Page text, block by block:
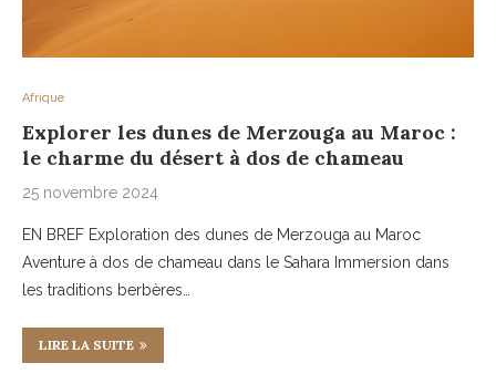
Afrique
Explorer les dunes de Merzouga au Maroc :
le charme du désert à dos de chameau
25 novembre 2024
EN BREF Exploration des dunes de Merzouga au Maroc
Aventure à dos de chameau dans le Sahara Immersion dans
les traditions berbères…
LIRE LA SUITE